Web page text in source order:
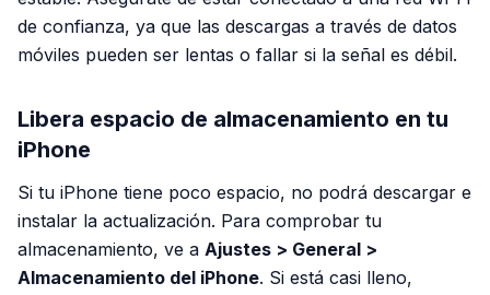
de confianza, ya que las descargas a través de datos
móviles pueden ser lentas o fallar si la señal es débil.
Libera espacio de almacenamiento en tu
iPhone
Si tu iPhone tiene poco espacio, no podrá descargar e
instalar la actualización. Para comprobar tu
almacenamiento, ve a Ajustes > General >
Almacenamiento del iPhone. Si está casi lleno,